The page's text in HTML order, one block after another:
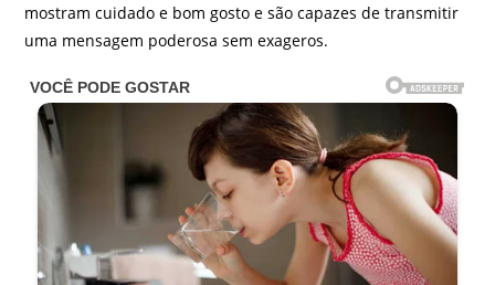
mostram cuidado e bom gosto e são capazes de transmitir
uma mensagem poderosa sem exageros.